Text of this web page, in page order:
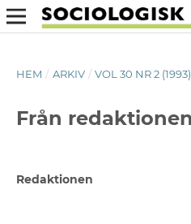
HEM / ARKIV / VOL 30 NR 2 (1993)
Från redaktionen
Redaktionen